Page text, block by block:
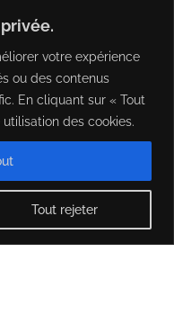
votre expérience
ou des contenus
En cliquant sur « Tout
des cookies.
Tout rejeter
BROCHURE